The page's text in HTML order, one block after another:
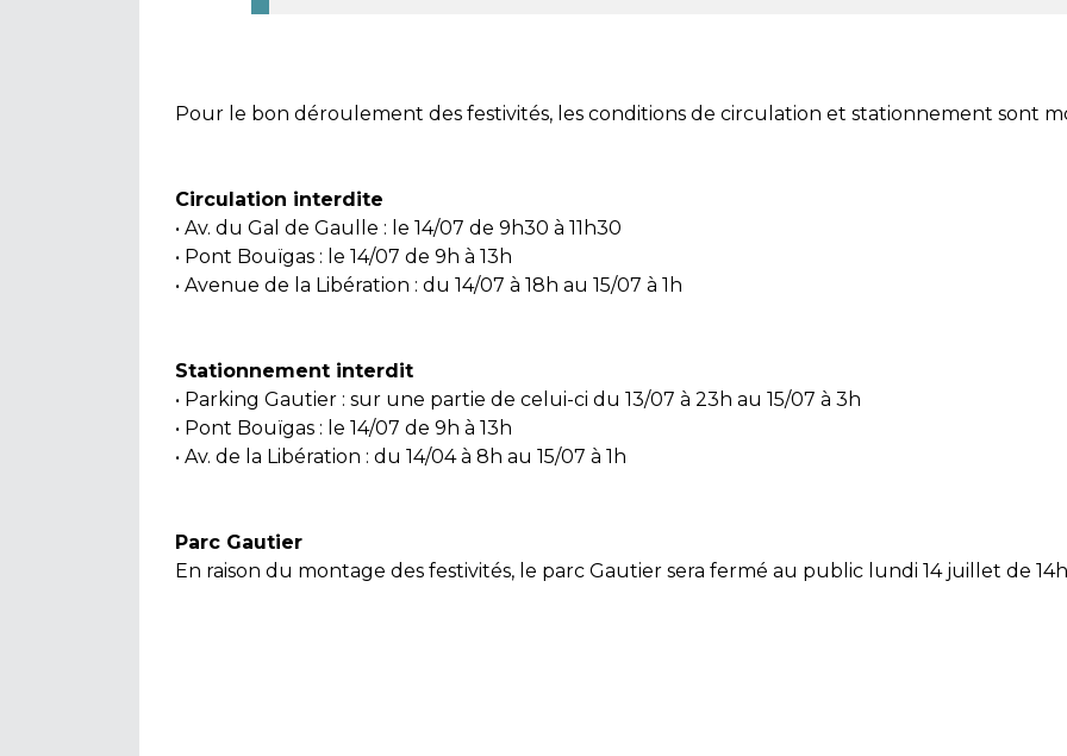
Pour le bon déroulement des festivités, les conditions de circulation et stationnement sont
Circulation interdite
• Av. du Gal de Gaulle : le 14/07 de 9h30 à 11h30
• Pont Bouïgas : le 14/07 de 9h à 13h
• Avenue de la Libération : du 14/07 à 18h au 15/07 à 1h
Stationnement interdit
• Parking Gautier : sur une partie de celui-ci du 13/07 à 23h au 15/07 à 3h
• Pont Bouïgas : le 14/07 de 9h à 13h
• Av. de la Libération : du 14/04 à 8h au 15/07 à 1h
Parc Gautier
En raison du montage des festivités, le parc Gautier sera fermé au public lundi 14 juillet de